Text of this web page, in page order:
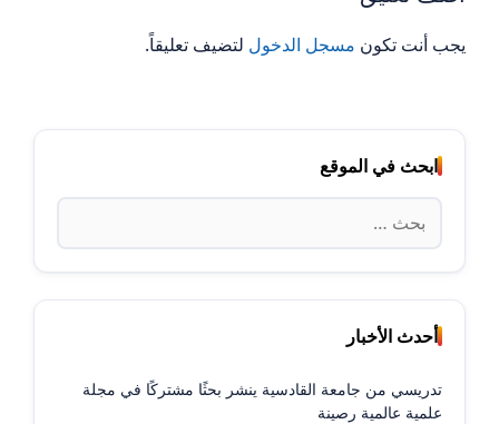
يجب أنت تكون مسجل الدخول لتضيف تعليقاً.
ابحث في الموقع
البحث
عن:
أحدث الأخبار
تدريسي من جامعة القادسية ينشر بحثًا مشتركًا في مجلة
علمية عالمية رصينة